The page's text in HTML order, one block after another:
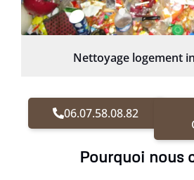
Nettoyage logement
06.07.58.08.82
Pourquoi nous